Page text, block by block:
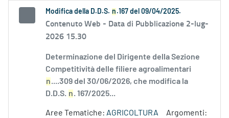
Modifica della D.D.S. n .167 del 09/04/2025.
Contenuto Web - Data di Pubblicazione 2-lug-
2026 15.30
Determinazione del Dirigente della Sezione
Competitività delle filiere agroalimentari
n....309 del 30/06/2026, che modifica la
D.D.S. n. 167/2025...
Aree Tematiche: AGRICOLTURA
Argomenti: